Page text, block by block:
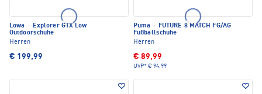
Lowa · Explorer GTX Low
Outdoorschuhe
Herren
€ 199,99
Puma · FUTURE 8 MATCH FG/AG
Fußballschuhe
Herren
€ 89,99
UVP* € 94,99